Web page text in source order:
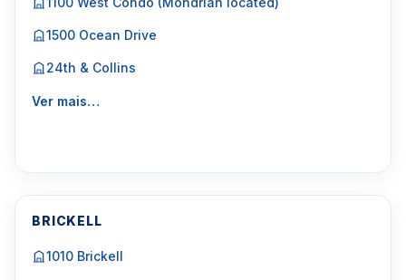
1500 Ocean Drive
24th & Collins
Ver mais…
BRICKELL
1010 Brickell